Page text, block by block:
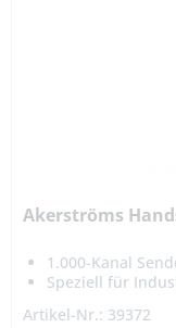
Akerströms
1.000-Kanal
Speziell für
Artikel-Nr.: 39372